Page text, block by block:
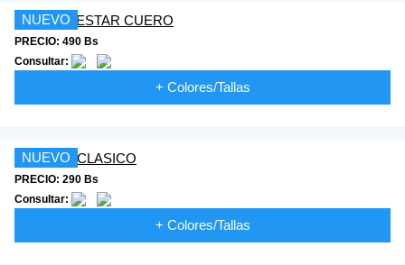
NUEVO
PRECIO: 490 Bs
Consultar:
+ Colores/Tallas
NUEVO
PRECIO: 290 Bs
Consultar:
+ Colores/Tallas